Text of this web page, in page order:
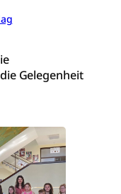
Gelegenheit